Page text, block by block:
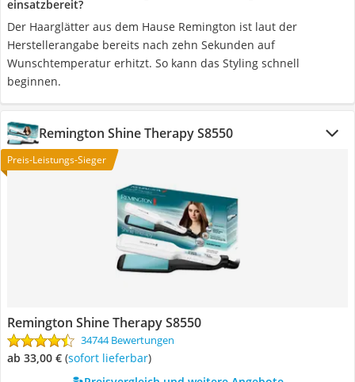
einsatzbereit?
Der Haarglätter aus dem Hause Remington ist laut der
Herstellerangabe bereits nach zehn Sekunden auf
Wunschtemperatur erhitzt. So kann das Styling schnell
beginnen.
Remington Shine Therapy S8550
Preis-Leistungs-Sieger
Remington Shine Therapy S8550
34744 Bewertungen
ab 33,00 € ( Sofort lieferbar)